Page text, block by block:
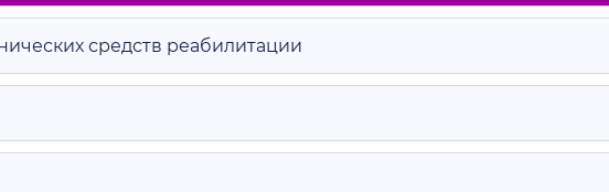
средств реабилитации